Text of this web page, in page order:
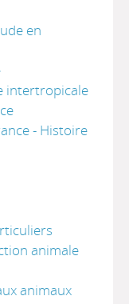
en
intertropicale
- Histoire
animale
animaux